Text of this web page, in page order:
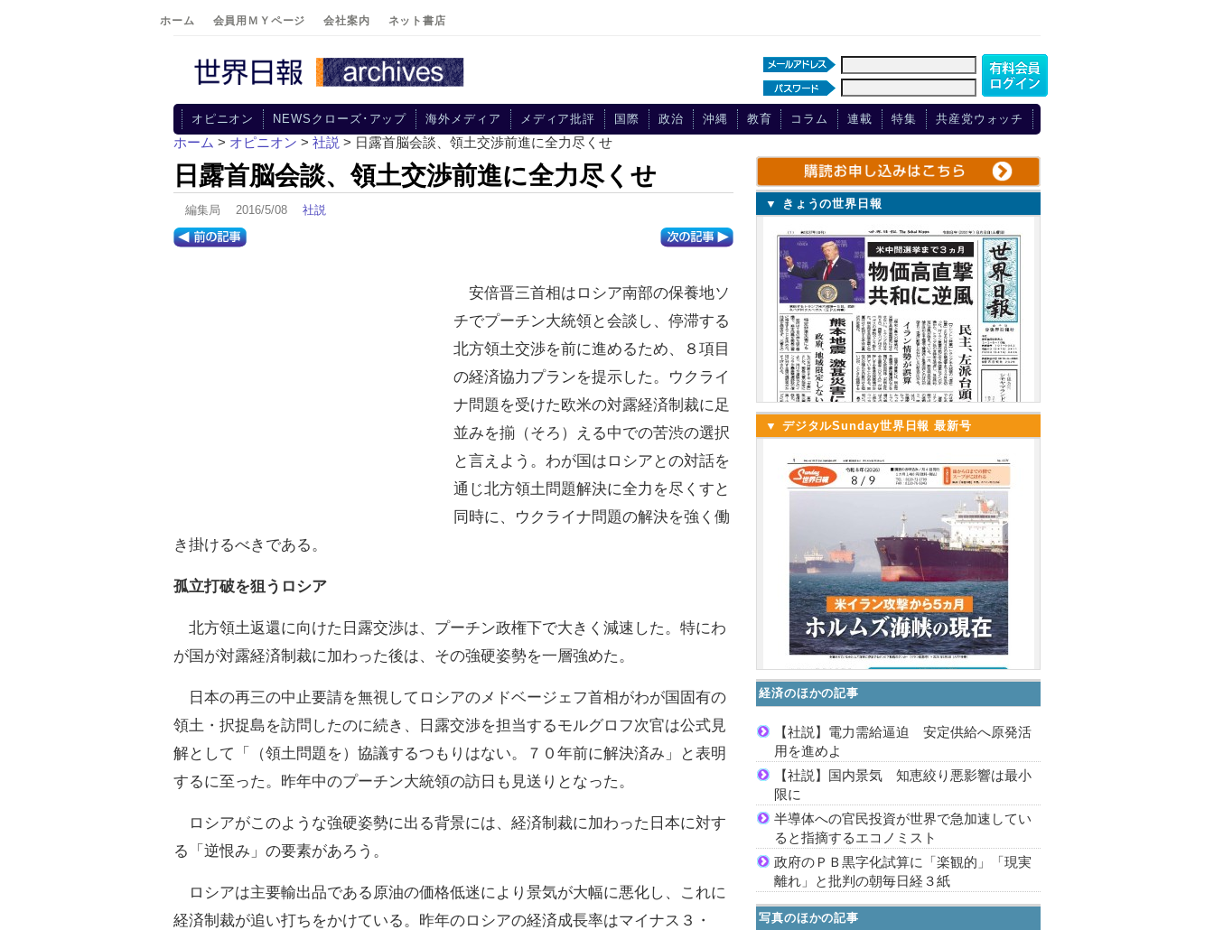
ホーム 会員用ＭＹページ 会社案内 ネット書店
オピニオン NEWSクローズ･アップ 海外メディア メディア批評 国際 政治 沖縄 教育 コラム 連載 特集 共産党ウォッチ
ホーム > オピニオン > 社説 > 日露首脳会談、領土交渉前進に全力尽くせ
日露首脳会談、領土交渉前進に全力尽くせ
編集局 2016/5/08 社説
安倍晋三首相はロシア南部の保養地ソ
チでプーチン大統領と会談し、停滞する
北方領土交渉を前に進めるため、８項目
の経済協力プランを提示した。ウクライ
ナ問題を受けた欧米の対露経済制裁に足
並みを揃（そろ）える中での苦渋の選択
と言えよう。わが国はロシアとの対話を
通じ北方領土問題解決に全力を尽くすと
同時に、ウクライナ問題の解決を強く働
き掛けるべきである。
孤立打破を狙うロシア
北方領土返還に向けた日露交渉は、プーチン政権下で大きく減速した。特にわ
が国が対露経済制裁に加わった後は、その強硬姿勢を一層強めた。
日本の再三の中止要請を無視してロシアのメドベージェフ首相がわが国固有の
領土・択捉島を訪問したのに続き、日露交渉を担当するモルグロフ次官は公式見
解として「（領土問題を）協議するつもりはない。７０年前に解決済み」と表明
するに至った。昨年中のプーチン大統領の訪日も見送りとなった。
ロシアがこのような強硬姿勢に出る背景には、経済制裁に加わった日本に対す
る「逆恨み」の要素があろう。
ロシアは主要輸出品である原油の価格低迷により景気が大幅に悪化し、これに
経済制裁が追い打ちをかけている。昨年のロシアの経済成長率はマイナス３・
▼ きょうの世界日報
▼ デジタルSunday世界日報 最新号
経済のほかの記事
【社説】電力需給逼迫 安定供給へ原発活
用を進めよ
【社説】国内景気 知恵絞り悪影響は最小
限に
半導体への官民投資が世界で急加速してい
ると指摘するエコノミスト
政府のＰＢ黒字化試算に「楽観的」「現実
離れ」と批判の朝毎日経３紙
写真のほかの記事